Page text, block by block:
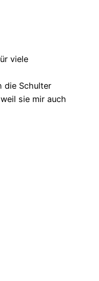
viele
die Schulter
sie mir auch